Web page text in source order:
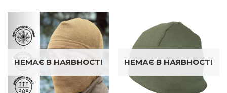
НЕМАЄ В НАЯВНОСТІ НЕМАЄ В НАЯВНОСТІ